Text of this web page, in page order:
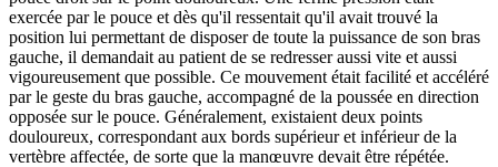
exercée par le pouce et dès qu'il ressentait qu'il avait trouvé la
position lui permettant de disposer de toute la puissance de son bras
gauche, il demandait au patient de se redresser aussi vite et aussi
vigoureusement que possible. Ce mouvement était facilité et accéléré
par le geste du bras gauche, accompagné de la poussée en direction
opposée sur le pouce. Généralement, existaient deux points
douloureux, correspondant aux bords supérieur et inférieur de la
vertèbre affectée, de sorte que la manœuvre devait être répétée.